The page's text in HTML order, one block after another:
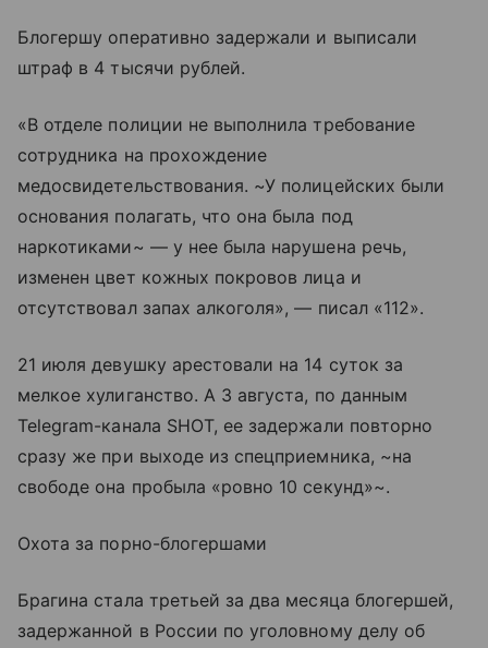
Блогершу оперативно задержали и выписали
штраф в 4 тысячи рублей.
«В отделе полиции не выполнила требование
сотрудника на прохождение
медосвидетельствования. ~У полицейских были
основания полагать, что она была под
наркотиками~ — у нее была нарушена речь,
изменен цвет кожных покровов лица и
отсутствовал запах алкоголя», — писал «112».
21 июля девушку арестовали на 14 суток за
мелкое хулиганство. А 3 августа, по данным
Telegram-канала SHOT, ее задержали повторно
сразу же при выходе из спецприемника, ~на
свободе она пробыла «ровно 10 секунд»~.
Охота за порно-блогершами
Брагина стала третьей за два месяца блогершей,
задержанной в России по уголовному делу об